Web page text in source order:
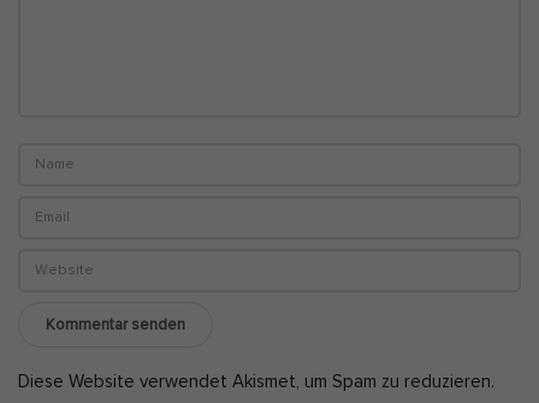
Diese Website verwendet Akismet, um Spam zu reduzieren.